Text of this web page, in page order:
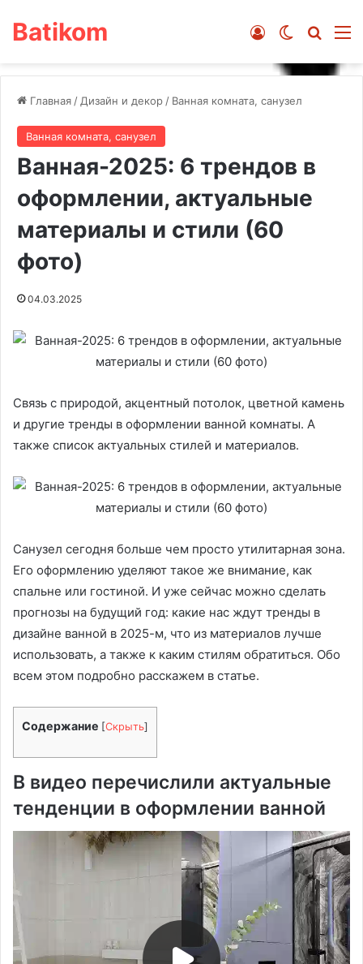
Batikom Switch skin
Войти
Главная / Дизайн и декор / Ванная комната, санузел
Ванная комната, санузел
Ванная-2025: 6 трендов в
оформлении, актуальные
материалы и стили (60
фото)
04.03.2025
Связь с природой, акцентный потолок, цветной камень
и другие тренды в оформлении ванной комнаты. А
также список актуальных стилей и материалов.
Санузел сегодня больше чем просто утилитарная зона.
Его оформлению уделяют такое же внимание, как
спальне или гостиной. И уже сейчас можно сделать
прогнозы на будущий год: какие нас ждут тренды в
дизайне ванной в 2025-м, что из материалов лучше
использовать, а также к каким стилям обратиться. Обо
всем этом подробно расскажем в статье.
Содержание [Скрыть]
В видео перечислили актуальные
тенденции в оформлении ванной